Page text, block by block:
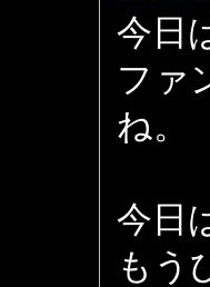
今日
ファ
ね。
今日
もう